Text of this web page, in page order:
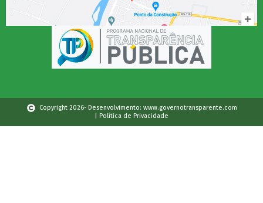
Copyright 2026- Desenvolvimento: www.governotransparente.com
| Política de Privacidade